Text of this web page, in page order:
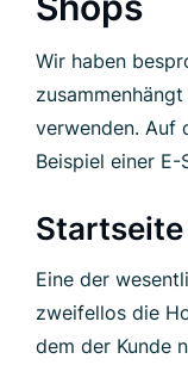
Wir haben
verwenden. Auf
Beispiel einer
Startseite
Eine der
zweifellos die
dem der Kunde